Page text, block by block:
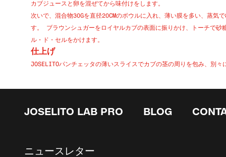
カブジュースと卵を混ぜてから味付けをします。
次いで、混合物30Gを直径20CMのボウルに入れ、薄い膜を多い、蒸気で
す。 ブラウンシュガーをロイヤルカブの表面に振りかけ、トーチで砂
ル・ド・セルをかけます。
仕上げ
JOSELITOパンチェッタの薄いスライスでカブの茎の周りを包み、別々
JOSELITO LAB PRO BLOG
ニュースレター